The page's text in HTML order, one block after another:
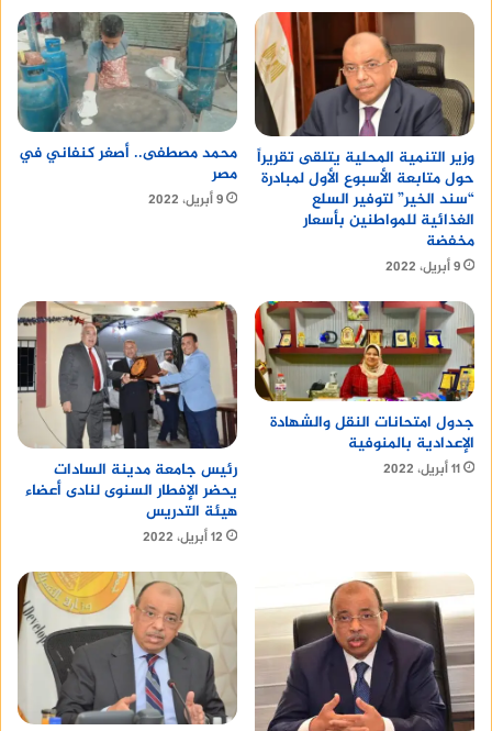
وزير التنمية المحلية يتلقى تقريراً
حول متابعة الأسبوع الأول لمبادرة
“سند الخير” لتوفير السلع
الغذائية للمواطنين بأسعار
مخفضة
9 أبريل، 2022
محمد مصطفى.. أصغر كنفاني في
مصر
9 أبريل، 2022
جدول امتحانات النقل والشهادة
الإعدادية بالمنوفية
11 أبريل، 2022
رئيس جامعة مدينة السادات
يحضر الإفطار السنوى لنادى أعضاء
هيئة التدريس
12 أبريل، 2022